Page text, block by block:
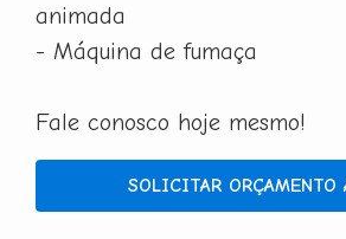
animada
- Máquina de fumaça
Fale conosco hoje mesmo!
SOLICITAR ORÇAMENTO